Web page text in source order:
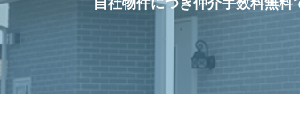
自社物件につき仲介手数料無料